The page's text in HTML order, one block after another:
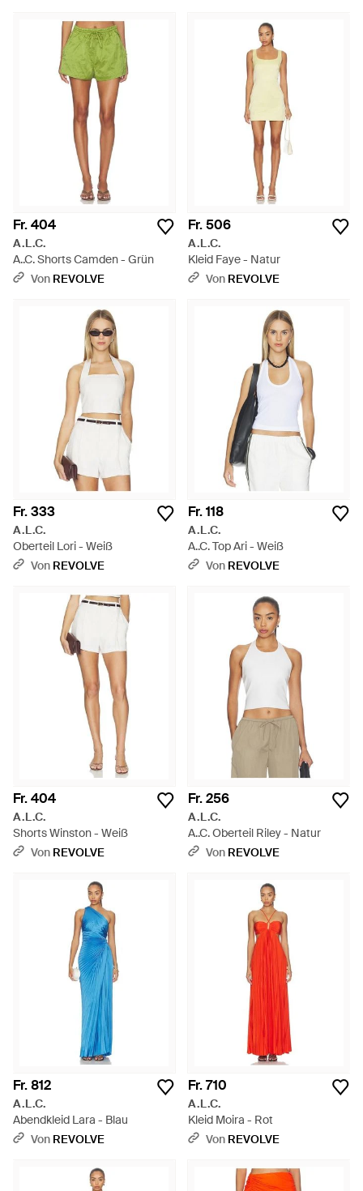
Fr. 404
A.L.C.
A..C. Shorts Camden - Grün
Von REVOLVE
Fr. 506
A.L.C.
Kleid Faye - Natur
Von REVOLVE
Fr. 333
A.L.C.
Oberteil Lori - Weiß
Von REVOLVE
Fr. 118
A.L.C.
A..C. Top Ari - Weiß
Von REVOLVE
Fr. 404
A.L.C.
Shorts Winston - Weiß
Von REVOLVE
Fr. 256
A.L.C.
A..C. Oberteil Riley - Natur
Von REVOLVE
Fr. 812
A.L.C.
Abendkleid Lara - Blau
Von REVOLVE
Fr. 710
A.L.C.
Kleid Moira - Rot
Von REVOLVE